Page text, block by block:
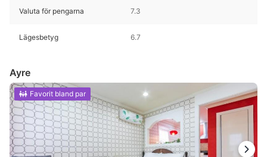
Valuta för pengarna 7.3
Lägesbetyg 6.7
Ayre
Favorit bland par